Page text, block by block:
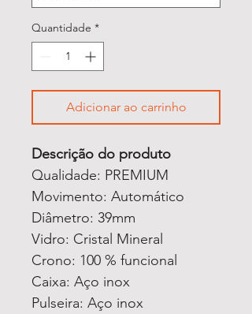
Quantidade *
Adicionar ao carrinho
Descrição do produto
Qualidade: PREMIUM
Movimento: Automático
Diâmetro: 39mm
Vidro: Cristal Mineral
Crono: 100 % funcional
Caixa: Aço inox
Pulseira: Aço inox